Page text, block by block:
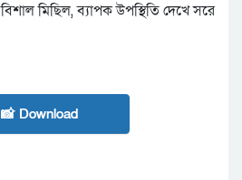
📸 Download